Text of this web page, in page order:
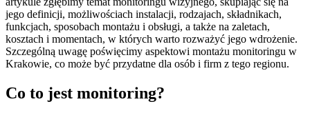
jego definicji, możliwościach instalacji, rodzajach, składnikach,
funkcjach, sposobach montażu i obsługi, a także na zaletach,
kosztach i momentach, w których warto rozważyć jego wdrożenie.
Szczególną uwagę poświęcimy aspektowi montażu monitoringu w
Krakowie, co może być przydatne dla osób i firm z tego regionu.
Co to jest monitoring?